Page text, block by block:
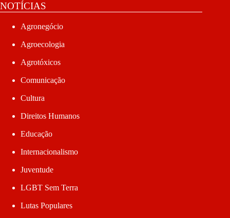
NOTÍCIAS
Agronegócio
Agroecologia
Agrotóxicos
Comunicação
Cultura
Direitos Humanos
Educação
Internacionalismo
Juventude
LGBT Sem Terra
Lutas Populares